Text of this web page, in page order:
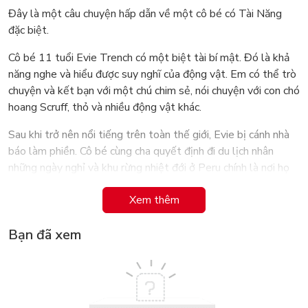
Đây là một câu chuyện hấp dẫn về một cô bé có Tài Năng
đặc biệt.
Cô bé 11 tuổi Evie Trench có một biệt tài bí mật. Đó là khả
năng nghe và hiểu được suy nghĩ của động vật. Em có thể trò
chuyện và kết bạn với một chú chim sẻ, nói chuyện với con chó
hoang Scruff, thỏ và nhiều động vật khác.
Sau khi trở nên nổi tiếng trên toàn thế giới, Evie bị cánh nhà
báo làm phiền. Cô bé cùng cha quyết định đi du lịch nhân
những ngày nghỉ và khu rừng nhiệt đới ở Peru chính là nơi họ
Cũng trong chuyến đi này, Evie gặp được những bạn động vật
hoang dã đặc hữu của vùng rừng nhiệt đới Peru. Và trải qua
một cuộc phiêu lưu đáng nhớ ở nơi này.
Matt Haig có cách kể chuyện thú vị, hấp dẫn. Gói gọn trong
104 trang sách là những vấn đề về bảo vệ động vật hoang dã
Xem thêm
Bạn đã xem